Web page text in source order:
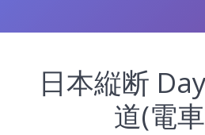
日本縦断
道(電